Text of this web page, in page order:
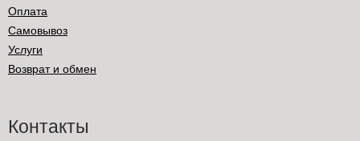
Оплата
Самовывоз
Услуги
Возврат и обмен
Контакты